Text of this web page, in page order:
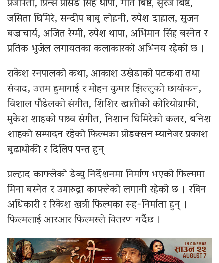
जसिता घिमिरे, सन्दीप बाबु लोहनी, रुपेश दाहाल, सुजन
बज्राचार्य, अजित रेग्मी, रुपेश थापा, अभिमान सिंह बस्नेत र
प्रतिक भुजेल लगायतका कलाकारको अभिनय रहेको छ ।
राकेश रनपालको कथा, आकाश उखेडाको पटकथा तथा
संवाद, उत्तम हुमागाई र मोहन कुमार झिल्लुको छायांकन,
विशाल पौडेलको संगीत, शिशिर खातीको कोरियोग्राफी,
मुकेश शाहको पाश्र्व संगीत, निशान घिमिरेको कलर, बनिश
शाहको सम्पादन रहेको फिल्मका प्रोडक्सन म्यानेजर प्रकाश
बुढाथोकी र दिलिप पन्त हुन् ।
प्रल्हाद काफ्लेको डेव्यु निर्देशनमा निर्माण भएको फिल्ममा
मिना बस्नेत र उमारुद्रा काफ्लेको लगानी रहेको छ । रविन
अधिकारी र रिकेश खत्री फिल्मका सह-निर्माता हुन् ।
फिल्मलाई आरआर फिल्मस्ले वितरण गर्दैछ ।